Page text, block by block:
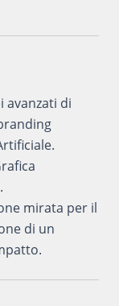
avanzati di
mirata per il
di un